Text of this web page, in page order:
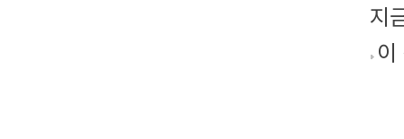
지
이